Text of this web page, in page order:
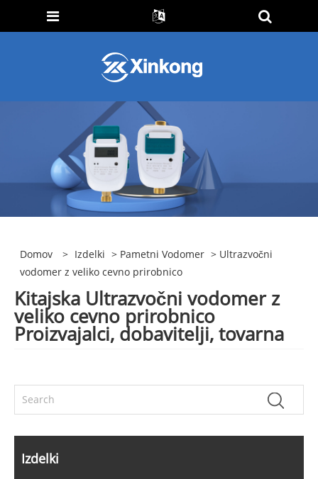
Domov > Izdelki > Pametni Vodomer > Ultrazvočni
vodomer z veliko cevno prirobnico
Kitajska Ultrazvočni vodomer z
veliko cevno prirobnico
Proizvajalci, dobavitelji, tovarna
Izdelki